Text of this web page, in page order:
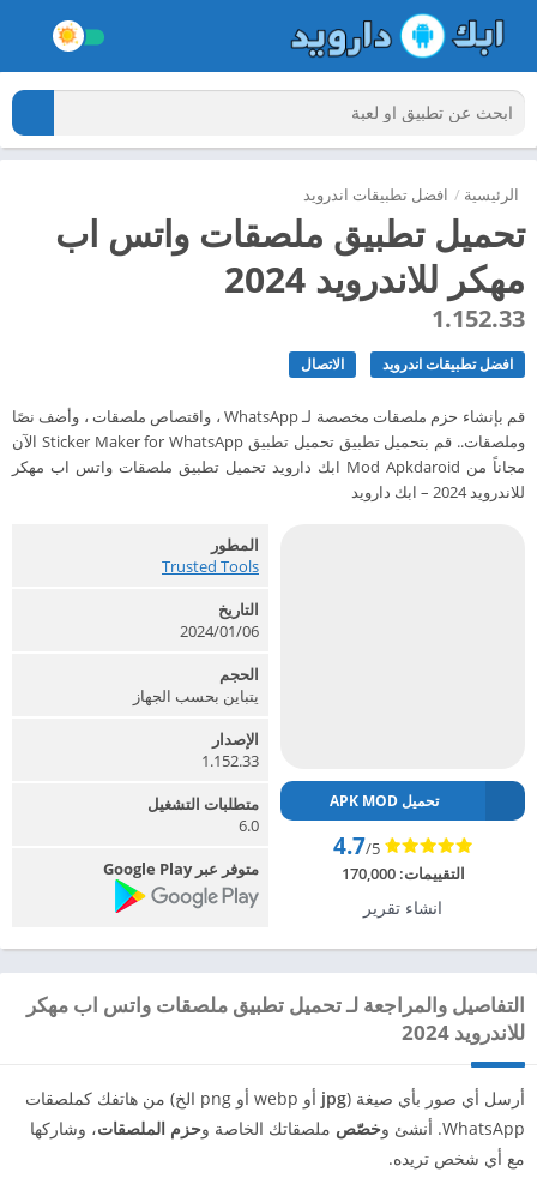
الرئيسية / افضل تطبيقات اندرويد
تحميل تطبيق ملصقات واتس اب
مهكر للاندرويد 2024
1.152.33
افضل تطبيقات اندرويد الاتصال
قم بإنشاء حزم ملصقات مخصصة لـ WhatsApp ، واقتصاص ملصقات ، وأضف نصًا
وملصقات.. قم بتحميل تطبيق تحميل تطبيق Sticker Maker for WhatsApp الآن
مجاناً من Mod Apkdaroid ابك دارويد تحميل تطبيق ملصقات واتس اب مهكر
للاندرويد 2024 – ابك دارويد
تحميل APK MOD
4.7/5
التقييمات:170,000
انشاء تقرير
المطور
Trusted Tools‏
التاريخ
2024/01/06
الحجم
يتباين بحسب الجهاز
الإصدار
1.152.33
متطلبات التشغيل
6.0
متوفر عبر Google Play
التفاصيل والمراجعة لـ تحميل تطبيق ملصقات واتس اب مهكر
للاندرويد 2024
أرسل أي صور بأي صيغة (jpg
أو webp أو png الخ) من هاتفك كملصقات
WhatsApp. أنشئ و
خصّص ملصقاتك الخاصة وحزم الملصقات، وشاركها
مع أي شخص تريده.